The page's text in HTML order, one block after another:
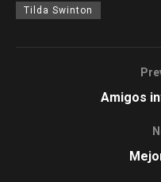
Tilda Swinton
Amigos